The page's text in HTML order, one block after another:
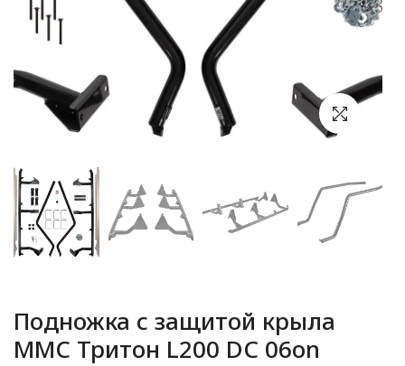
Подножка с защитой крыла
ММС Тритон L200 DC 06on